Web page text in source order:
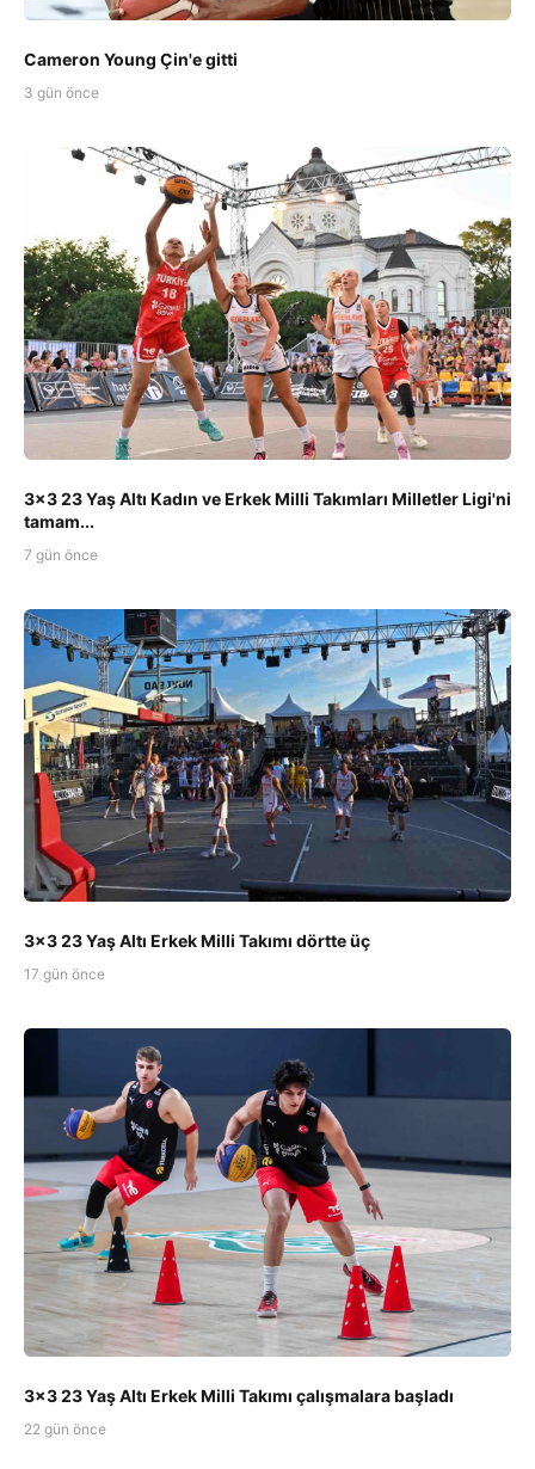
Cameron Young Çin'e gitti
3 gün önce
3x3 23 Yaş Altı Kadın ve Erkek Milli Takımları Milletler Ligi'ni
tamam...
7 gün önce
3x3 23 Yaş Altı Erkek Milli Takımı dörtte üç
17 gün önce
3x3 23 Yaş Altı Erkek Milli Takımı çalışmalara başladı
22 gün önce